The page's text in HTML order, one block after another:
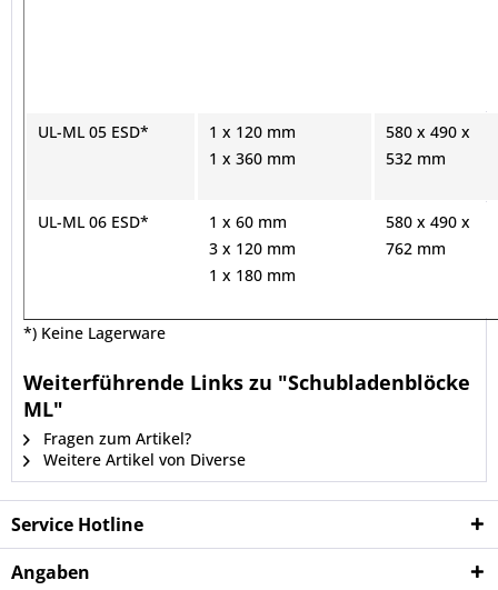
UL-ML 05 ESD*
1 x 120 mm
1 x 360 mm
580 x 490 x
532 mm
UL-ML 06 ESD*
1 x 60 mm
3 x 120 mm
1 x 180 mm
580 x 490 x
762 mm
*) Keine Lagerware
Weiterführende Links zu "Schubladenblöcke
ML"
Fragen zum Artikel?
Weitere Artikel von Diverse
Service Hotline
Angaben